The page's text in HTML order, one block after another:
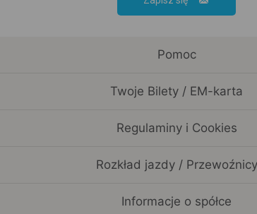
Pomoc
Twoje Bilety / EM-karta
Regulaminy i Cookies
Rozkład jazdy / Przewoźnicy
Informacje o spółce